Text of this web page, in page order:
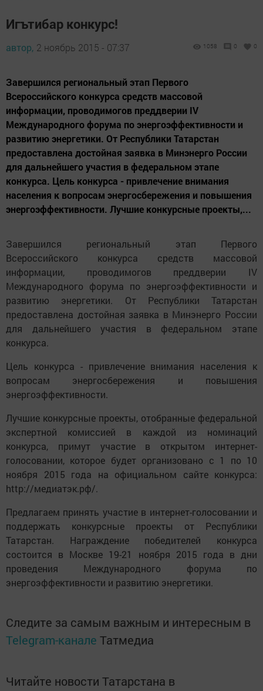
Игътибар конкурс!
автор, 2 ноябрь 2015 - 07:37 1058 0 0
Завершился региональный этап Первого
Всероссийского конкурса средств массовой
информации, проводимогов преддверии IV
Международного форума по энергоэффективности и
развитию энергетики. От Республики Татарстан
предоставлена достойная заявка в Минэнерго России
для дальнейшего участия в федеральном этапе
конкурса. Цель конкурса - привлечение внимания
населения к вопросам энергосбережения и повышения
энергоэффективности. Лучшие конкурсные проекты,...
Завершился региональный этап Первого
Всероссийского конкурса средств массовой
информации, проводимогов преддверии IV
Международного форума по энергоэффективности и
развитию энергетики. От Республики Татарстан
предоставлена достойная заявка в Минэнерго России
для дальнейшего участия в федеральном этапе
конкурса.
Цель конкурса - привлечение внимания населения к
вопросам энергосбережения и повышения
энергоэффективности.
Лучшие конкурсные проекты, отобранные федеральной
экспертной комиссией в каждой из номинаций
конкурса, примут участие в открытом интернет-
голосовании, которое будет организовано с 1 по 10
ноября 2015 года на официальном сайте конкурса:
http://медиатэк.рф/.
Предлагаем принять участие в интернет-голосовании и
поддержать конкурсные проекты от Республики
Татарстан. Награждение победителей конкурса
состоится в Москве 19-21 ноября 2015 года в дни
проведения Международного форума по
энергоэффективности и развитию энергетики.
Следите за самым важным и интересным в
Telegram-канале Татмедиа
Читайте новости Татарстана в